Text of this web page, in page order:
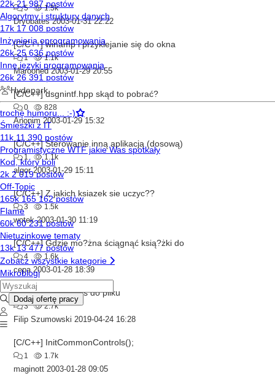
5 1.5k
Dryobates 2003-01-31 22:22
[C/C++] winamp i przyklejanie się do okna
1 1.1k
Marooned 2003-01-29 20:55
[C/C++] dsgnintf.hpp skąd to pobrać?
0 828
Anonim 2003-01-29 15:32
[C/C++] Sterowanie inną aplikacją (dosową)
1 1.1k
algor 2003-01-29 15:11
[C/C++] Z jakich ksiazek sie uczyc??
3 1.5k
wotek 2003-01-30 11:19
[C/C++] Gdzie mo?żna ściągnąć ksią?żki do
4 1.6k
cepa 2003-01-28 18:39
[C++ Builder] Zapis do pliku
3 2.7k
Filip Szumowski 2019-04-24 16:28
[C/C++] InitCommonControls();
1 1.7k
maginott 2003-01-28 09:05